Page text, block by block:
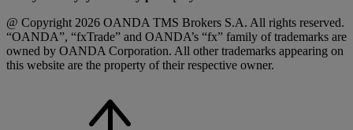
@ Copyright 2026 OANDA TMS Brokers S.A. All rights reserved.
“OANDA”, “fxTrade” and OANDA’s “fx” family of trademarks are
owned by OANDA Corporation. All other trademarks appearing on
this website are the property of their respective owner.